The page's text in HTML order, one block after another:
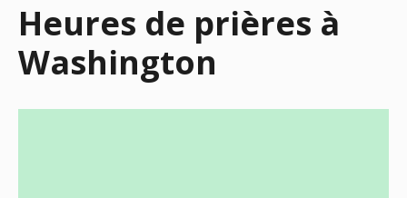
Heures de prières à
Washington